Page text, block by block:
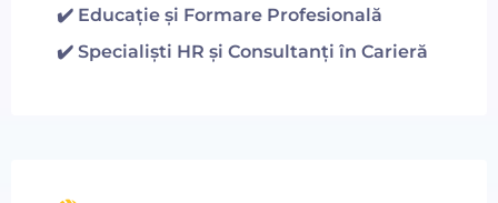
✔️ Educație și Formare Profesională
✔️ Specialiști HR și Consultanți în Carieră